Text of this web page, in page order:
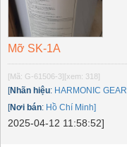
Mỡ SK-1A
[Mã: G-61506-3][xem: 318]
[Nhãn hiệu: HARMONIC GEAR
[Nơi bán: Hồ Chí Minh]
2025-04-12 11:58:52]